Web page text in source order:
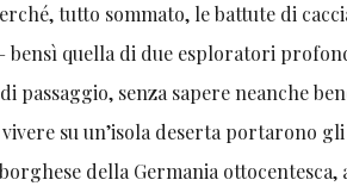
tutto sommato, le battute di
quella di due esploratori
passaggio, senza sapere neanche
vivere su un’isola deserta portarono
della Germania